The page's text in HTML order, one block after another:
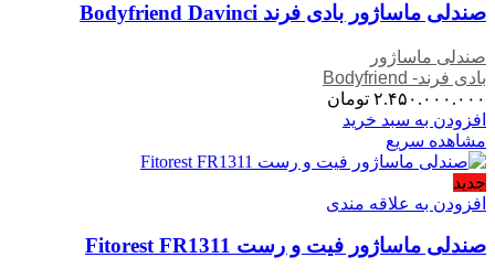
صندلی ماساژور بادی فرند Bodyfriend Davinci
صندلی ماساژور
بادی فرند- Bodyfriend
۲.۴۵۰.۰۰۰.۰۰۰ تومان
افزودن به سبد خرید
مشاهده سریع
جدید
افزودن به علاقه مندی
صندلی ماساژور فیت و رست Fitorest FR1311